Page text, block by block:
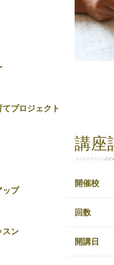
プロジェクト
ップ
スン
講座
開催校
回数
開講日